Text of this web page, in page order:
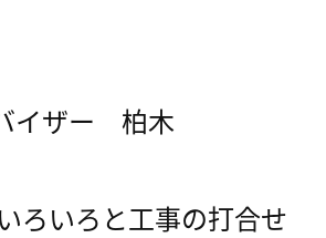
イザー 柏木
ろいろと工事の打合せ